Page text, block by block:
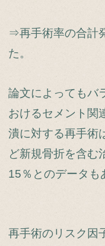
⇒再手術率の合計
た。
論文によってもバ
おけるセメント関
潰に対する再手術
ど新規骨折を含む
15％とのデータも
再手術のリスク因